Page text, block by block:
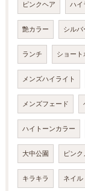
ピンクヘア ハイ
艶カラー シルバ
ランチ ショート
メンズハイライト
メンズフェード
ハイトーンカラー
大中公園 ピンク
キラキラ ネイル